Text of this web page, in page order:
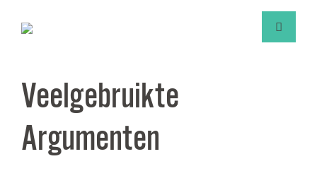
Veelgebruikte
Argumenten